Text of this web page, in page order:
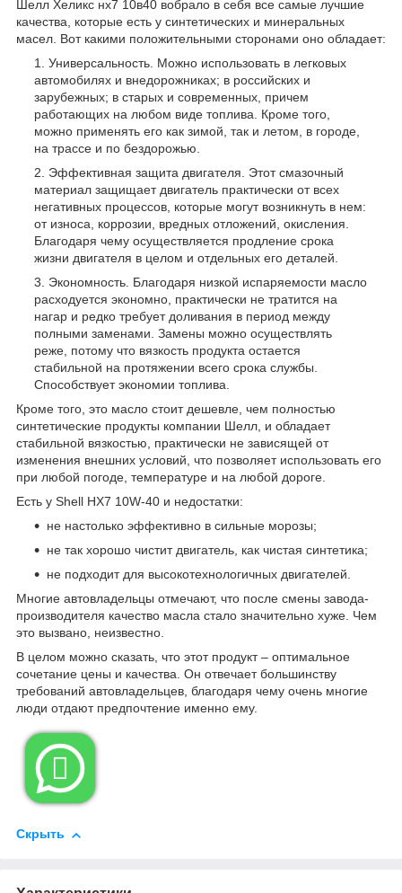
Шелл Хеликс нх7 10в40 вобрало в себя все самые лучшие
качества, которые есть у синтетических и минеральных
масел. Вот какими положительными сторонами оно обладает:
Универсальность. Можно использовать в легковых
автомобилях и внедорожниках; в российских и
зарубежных; в старых и современных, причем
работающих на любом виде топлива. Кроме того,
можно применять его как зимой, так и летом, в городе,
на трассе и по бездорожью.
Эффективная защита двигателя. Этот смазочный
материал защищает двигатель практически от всех
негативных процессов, которые могут возникнуть в нем:
от износа, коррозии, вредных отложений, окисления.
Благодаря чему осуществляется продление срока
жизни двигателя в целом и отдельных его деталей.
Экономность. Благодаря низкой испаряемости масло
расходуется экономно, практически не тратится на
нагар и редко требует доливания в период между
полными заменами. Замены можно осуществлять
реже, потому что вязкость продукта остается
стабильной на протяжении всего срока службы.
Способствует экономии топлива.
Кроме того, это масло стоит дешевле, чем полностью
синтетические продукты компании Шелл, и обладает
стабильной вязкостью, практически не зависящей от
изменения внешних условий, что позволяет использовать его
при любой погоде, температуре и на любой дороге.
Есть у Shell HX7 10W-40 и недостатки:
не настолько эффективно в сильные морозы;
не так хорошо чистит двигатель, как чистая синтетика;
не подходит для высокотехнологичных двигателей.
Многие автовладельцы отмечают, что после смены завода-
производителя качество масла стало значительно хуже. Чем
это вызвано, неизвестно.
В целом можно сказать, что этот продукт – оптимальное
сочетание цены и качества. Он отвечает большинству
требований автовладельцев, благодаря чему очень многие
люди отдают предпочтение именно ему.

Скрыть